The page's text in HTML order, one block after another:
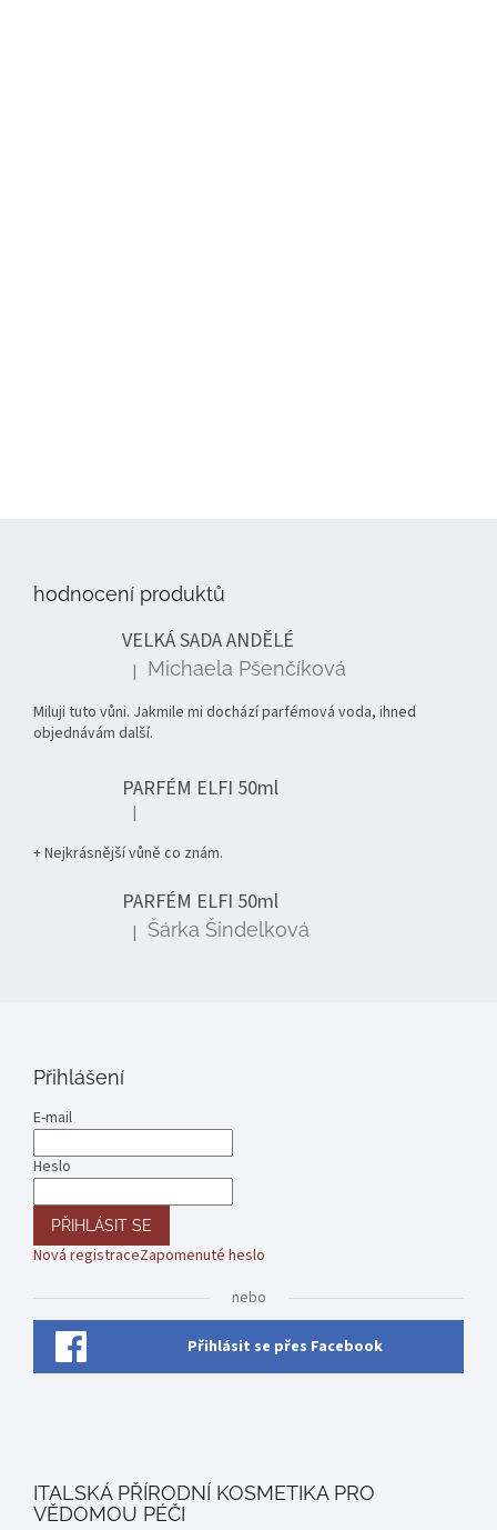
hodnocení produktů
VELKÁ SADA ANDĚLÉ
Hodnocení produktu je 5 z 5 hvězdiček.
| Michaela Pšenčíková
Miluji tuto vůni. Jakmile mi dochází parfémová voda, ihned
objednávám další.
PARFÉM ELFI 50ml
Hodnocení produktu je 5 z 5 hvězdiček.
|
+ Nejkrásnější vůně co znám.
PARFÉM ELFI 50ml
Hodnocení produktu je 5 z 5 hvězdiček.
| Šárka Šindelková
Přihlášení
E-mail
Heslo
PŘIHLÁSIT SE
Nová registraceZapomenuté heslo
nebo
Přihlásit se přes Facebook
ITALSKÁ PŘÍRODNÍ KOSMETIKA PRO
VĚDOMOU PÉČI